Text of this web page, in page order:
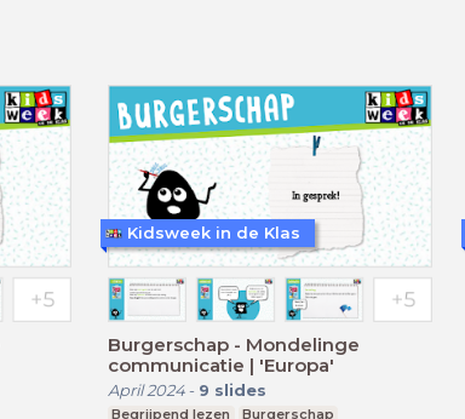
Burgerschap - Mondelinge
communicatie | 'Europa'
April 2024- 9 slides
Begrijpend lezen
Burgerschap
Kidsweek in de Klas